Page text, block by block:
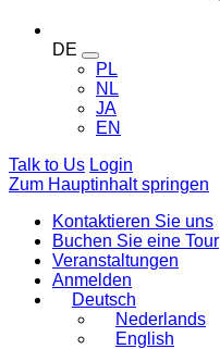
DE
Toggle
language
menu
PL
NL
JA
EN
Talk to Us Login
Zum Hauptinhalt springen
Kontaktieren Sie uns
Buchen Sie eine Tour
Veranstaltungen
Anmelden
Deutsch
Nederlands
English